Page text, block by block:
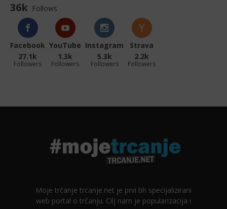
36k Follows
Facebook
27.1k
Followers
YouTube
1.3k
Followers
Instagram
5.3k
Followers
Strava
2.2k
Followers
Moje trčanje trcanje.net je prvi bh specijalizirani
web portal o trčanju. Cilj nam je popularizacija i